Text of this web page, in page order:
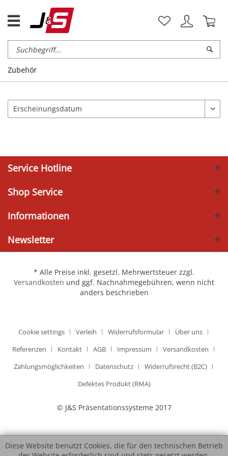
Zubehör
Service Hotline
Shop Service
Informationen
Newsletter
* Alle Preise inkl. gesetzl. Mehrwertsteuer zzgl.
Versandkosten und ggf. Nachnahmegebühren, wenn nicht
anders beschrieben
Cookie settings Verleih Widerrufsformular
Über uns
Referenzen
Kontakt AGB Impressum
Versandkosten
Zahlungsmöglichkeiten
Datenschutz
Widerrufsrecht (B2C)
Defektes Produkt (RMA)
© J&S Präsentationssysteme 2017
Diese Website benutzt Cookies, die für den technischen Betrieb